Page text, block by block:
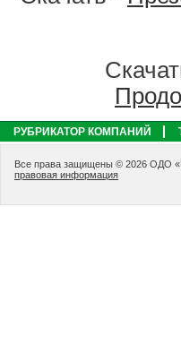
РУБРИКАТОР КОМПАНИЙ
Все права защищены © 2026 ОДО
правовая информация